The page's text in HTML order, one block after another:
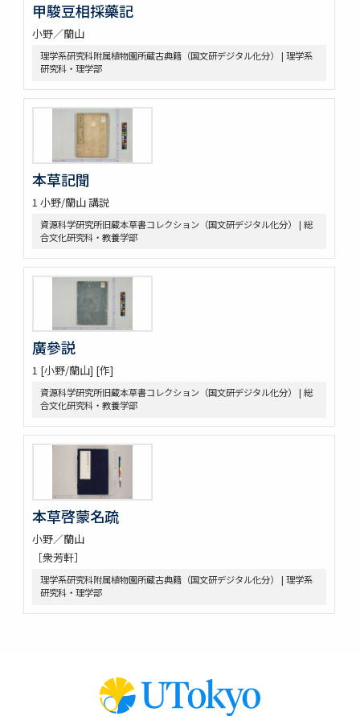
甲駿豆相採藥記
小野／蘭山
理学系研究科附属植物園所蔵古典籍（国文研デジタル化分） | 理学系
研究科・理学部
本草記聞
1 小野/蘭山 講説
資源科学研究所旧蔵本草書コレクション（国文研デジタル化分） | 総
合文化研究科・教養学部
廣參説
1 [小野/蘭山] [作]
資源科学研究所旧蔵本草書コレクション（国文研デジタル化分） | 総
合文化研究科・教養学部
本草啓蒙名疏
小野／蘭山
［衆芳軒］
理学系研究科附属植物園所蔵古典籍（国文研デジタル化分） | 理学系
研究科・理学部